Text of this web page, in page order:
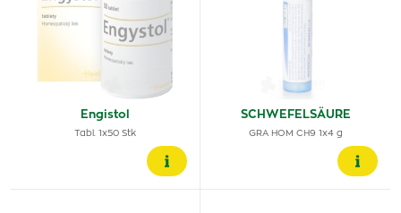
Engistol
Tabl. 1x50 Stk
SCHWEFELSÄURE
GRA HOM CH9 1x4 g